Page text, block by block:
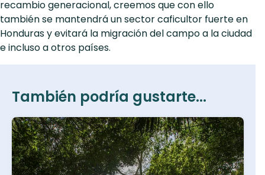
recambio generacional, creemos que con ello
también se mantendrá un sector caficultor fuerte en
Honduras y evitará la migración del campo a la ciudad
e incluso a otros países.
También podría gustarte...